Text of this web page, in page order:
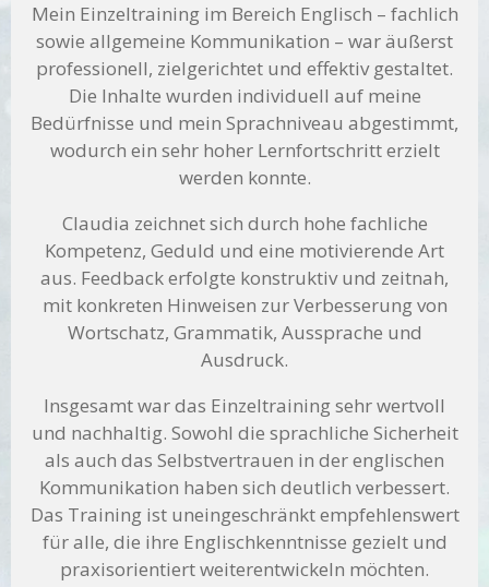
Mein Einzeltraining im Bereich Englisch – fachlich
sowie allgemeine Kommunikation – war äußerst
professionell, zielgerichtet und effektiv gestaltet.
Die Inhalte wurden individuell auf meine
Bedürfnisse und mein Sprachniveau abgestimmt,
wodurch ein sehr hoher Lernfortschritt erzielt
werden konnte.
Claudia zeichnet sich durch hohe fachliche
Kompetenz, Geduld und eine motivierende Art
aus. Feedback erfolgte konstruktiv und zeitnah,
mit konkreten Hinweisen zur Verbesserung von
Wortschatz, Grammatik, Aussprache und
Ausdruck.
Insgesamt war das Einzeltraining sehr wertvoll
und nachhaltig. Sowohl die sprachliche Sicherheit
als auch das Selbstvertrauen in der englischen
Kommunikation haben sich deutlich verbessert.
Das Training ist uneingeschränkt empfehlenswert
für alle, die ihre Englischkenntnisse gezielt und
praxisorientiert weiterentwickeln möchten.